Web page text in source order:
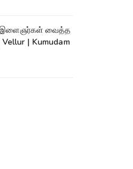
இளைஞர்கள் வைத்த
| Kumudam